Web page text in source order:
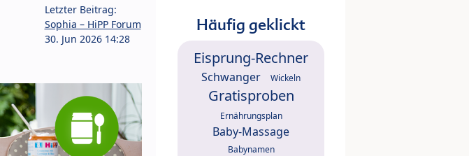
Letzter Beitrag:
Sophia – HiPP Forum
30. Jun 2026 14:28
Häufig geklickt
Eisprung-Rechner
Schwanger Wickeln
Gratisproben
Ernährungsplan
Baby-Massage
Babynamen